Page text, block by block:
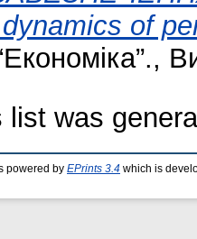
of
list was
powered by EPrints 3.4 which is